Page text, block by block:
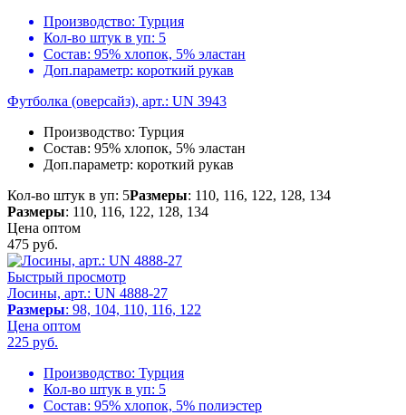
Производство: Турция
Кол-во штук в уп: 5
Состав: 95% хлопок, 5% эластан
Доп.параметр: короткий рукав
Футболка (оверсайз), арт.: UN 3943
Производство: Турция
Состав: 95% хлопок, 5% эластан
Доп.параметр: короткий рукав
Кол-во штук в уп: 5Размеры: 110, 116, 122, 128, 134
Размеры: 110, 116, 122, 128, 134
Цена оптом
475 руб.
Быстрый просмотр
Лосины, арт.: UN 4888-27
Размеры: 98, 104, 110, 116, 122
Цена оптом
225 руб.
Производство: Турция
Кол-во штук в уп: 5
Состав: 95% хлопок, 5% полиэстер